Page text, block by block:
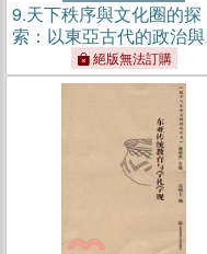
9.天下秩序與文化圈的探
索：以東亞古代的政治
育為中心（簡體書）
絕版無法訂購